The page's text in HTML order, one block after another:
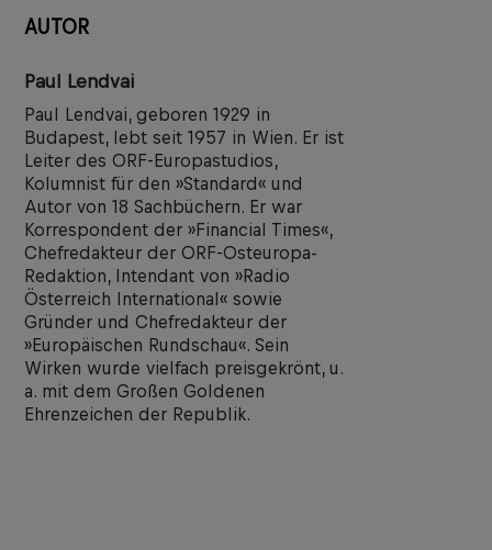
AUTOR
Paul Lendvai
Paul Lendvai, geboren 1929 in
Budapest, lebt seit 1957 in Wien. Er ist
Leiter des ORF-Europastudios,
Kolumnist für den »Standard« und
Autor von 18 Sachbüchern. Er war
Korrespondent der »Financial Times«,
Chefredakteur der ORF-Osteuropa-
Redaktion, Intendant von »Radio
Österreich International« sowie
Gründer und Chefredakteur der
»Europäischen Rundschau«. Sein
Wirken wurde vielfach preisgekrönt, u.
a. mit dem Großen Goldenen
Ehrenzeichen der Republik.